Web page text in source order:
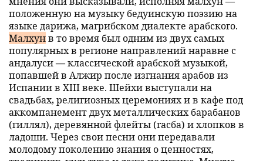
положенную на музыку бедуинскую поэзию на
языке дарижа, магрибском диалекте арабского.
Малхунв то время был одним из двух самых
популярных в регионе направлений наравне с
андалуси — классической арабской музыкой,
попавшей в Алжир после изгнания арабов из
Испании в XIII веке. Шейхи выступали на
свадьбах, религиозных церемониях и в кафе под
аккомпанемент двух металлических барабанов
(гиллял), деревянной флейты (гасба) и хлопков в
ладоши. Через свои песни они передавали
молодому поколению знания о ценностях,